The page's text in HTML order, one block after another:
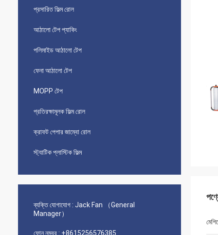
প্রসারিত ফিল্ম রোল
আঠালো টেপ প্যাকিং
পলিমাইড আঠালো টেপ
ফেনা আঠালো টেপ
MOPP টেপ
প্রতিরক্ষামূলক ফিল্ম রোল
ক্রাফট পেপার জাম্বো রোল
স্ট্যাটিক প্লাস্টিক ফিল্ম
ব্যক্তি যোগাযোগ : Jack Fan （General
Manager）
ফোন নম্বর : +8615256576385